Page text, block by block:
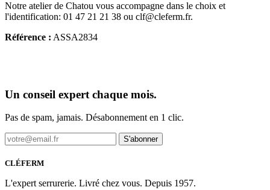
Notre atelier de Chatou vous accompagne dans le choix et
l'identification: 01 47 21 21 38 ou clf@cleferm.fr.
Référence : ASSA2834
Un conseil expert chaque mois.
Pas de spam, jamais. Désabonnement en 1 clic.
S'abonner
CLÉFERM
L'expert serrurerie. Livré chez vous. Depuis 1957.